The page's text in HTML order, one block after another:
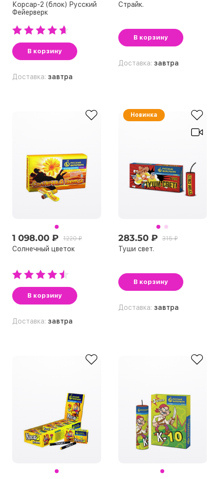
Корсар-2 (блок) Русский
Фейерверк
В корзину
Доставка: завтра
Страйк.
В корзину
Доставка: завтра
1 098.00 ₽ 1220 ₽
Солнечный цветок
В корзину
Доставка: завтра
Новинка
283.50 ₽ 315 ₽
Туши свет.
В корзину
Доставка: завтра